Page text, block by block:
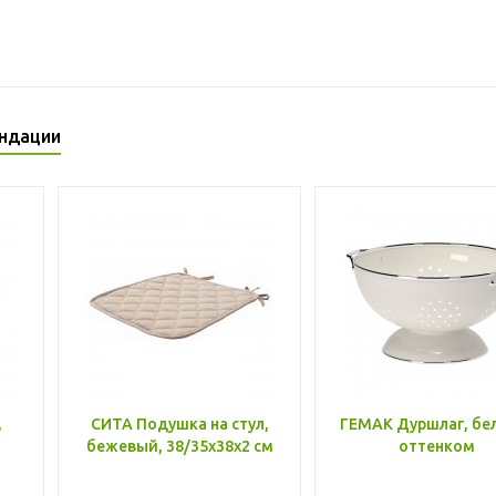
СИТА Подушка на стул,
бежевый, 38/35x38x2 см
ГЕМАК Дуршлаг,
оттенком